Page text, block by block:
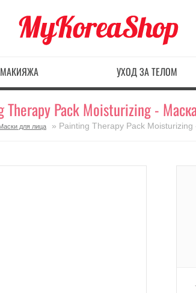
УХОД ЗА ТЕЛОМ
Therapy Pack Moisturizing -
для лица » Painting Therapy Pack